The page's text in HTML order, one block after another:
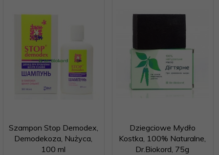
Szampon Stop Demodex,
Demodekoza, Nużyca,
100 ml
Dziegciowe Mydło
Kostka, 100% Naturalne,
Dr.Biokord, 75g